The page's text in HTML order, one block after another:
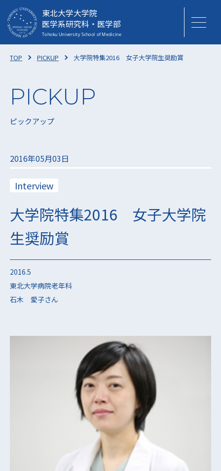
東北大学大学院
医学系研究科・医学部
TOP PICKUP 大学院特集2016 女子大学院生奨励賞
ピックアップ
2016年05月03日
Interview
大学院特集2016 女子大学院
生奨励賞
2016.5
東北大学病院老年科
石木 愛子さん